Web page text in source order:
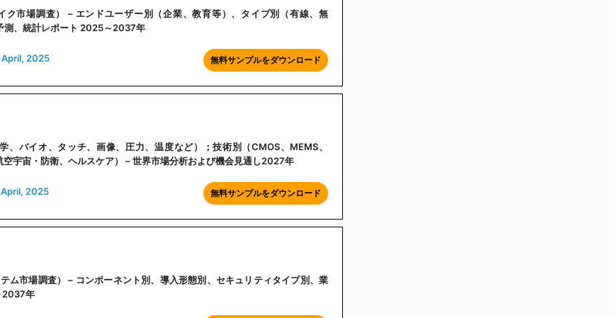
市場調査） – エンドユーザー別（企業、教育等）、タイプ別（有線、無
測、統計レポート 2025～2037年
April, 2025 無料サンプルをダウンロード
バイオ、タッチ、画像、圧力、温度など）；技術別（CMOS、MEMS、
宇宙・防衛、ヘルスケア） – 世界市場分析および機会見通し2027年
April, 2025 無料サンプルをダウンロード
市場調査） – コンポーネント別、導入形態別、セキュリティタイプ別、業
2037年